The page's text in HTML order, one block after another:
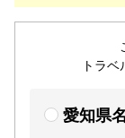
トラ
愛知県